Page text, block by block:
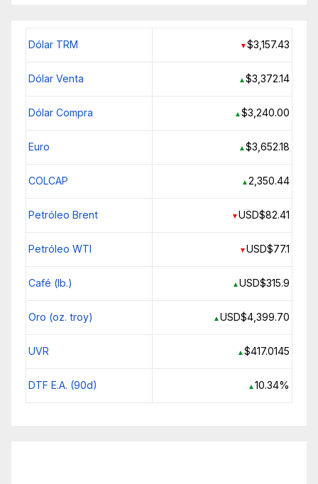
Dólar TRM ▼$3,157.43
Dólar Venta ▲$3,372.14
Dólar Compra ▲$3,240.00
Euro ▲$3,652.18
COLCAP ▲2,350.44
Petróleo Brent ▼USD$82.41
Petróleo WTI ▼USD$77.1
Café (lb.) ▲USD$315.9
Oro (oz. troy) ▲USD$4,399.70
UVR ▲$417.0145
DTF E.A. (90d) ▲ 10.34%